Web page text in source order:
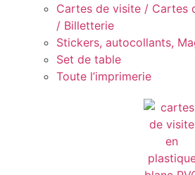
Cartes de visite / Cartes
/ Billetterie
Stickers, autocollants,
Set de table
Toute l’imprimerie